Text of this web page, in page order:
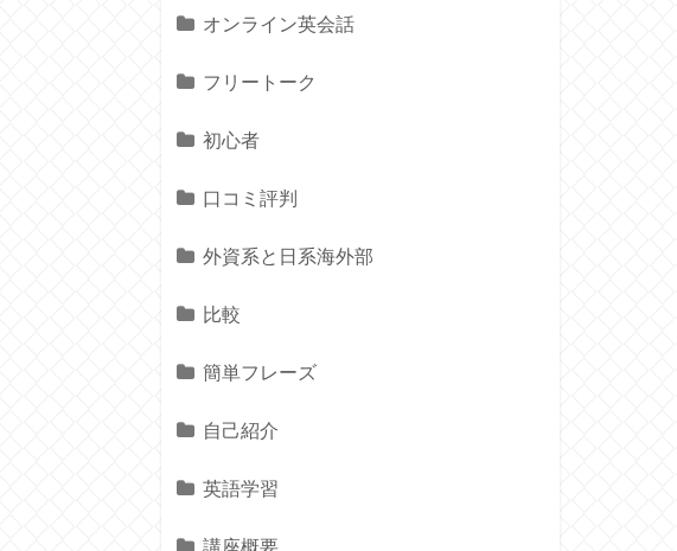
オンライン英会話
フリートーク
初心者
口コミ評判
外資系と日系海外部
比較
簡単フレーズ
自己紹介
英語学習
講座概要